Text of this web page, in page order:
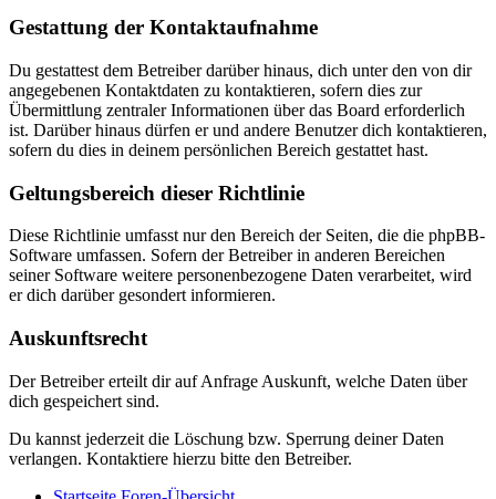
Gestattung der Kontaktaufnahme
Du gestattest dem Betreiber darüber hinaus, dich unter den von dir
angegebenen Kontaktdaten zu kontaktieren, sofern dies zur
Übermittlung zentraler Informationen über das Board erforderlich
ist. Darüber hinaus dürfen er und andere Benutzer dich kontaktieren,
sofern du dies in deinem persönlichen Bereich gestattet hast.
Geltungsbereich dieser Richtlinie
Diese Richtlinie umfasst nur den Bereich der Seiten, die die phpBB-
Software umfassen. Sofern der Betreiber in anderen Bereichen
seiner Software weitere personenbezogene Daten verarbeitet, wird
er dich darüber gesondert informieren.
Auskunftsrecht
Der Betreiber erteilt dir auf Anfrage Auskunft, welche Daten über
dich gespeichert sind.
Du kannst jederzeit die Löschung bzw. Sperrung deiner Daten
verlangen. Kontaktiere hierzu bitte den Betreiber.